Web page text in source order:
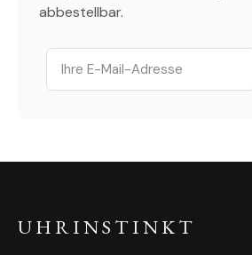
abbestellbar.
Email
UHRINSTINKT